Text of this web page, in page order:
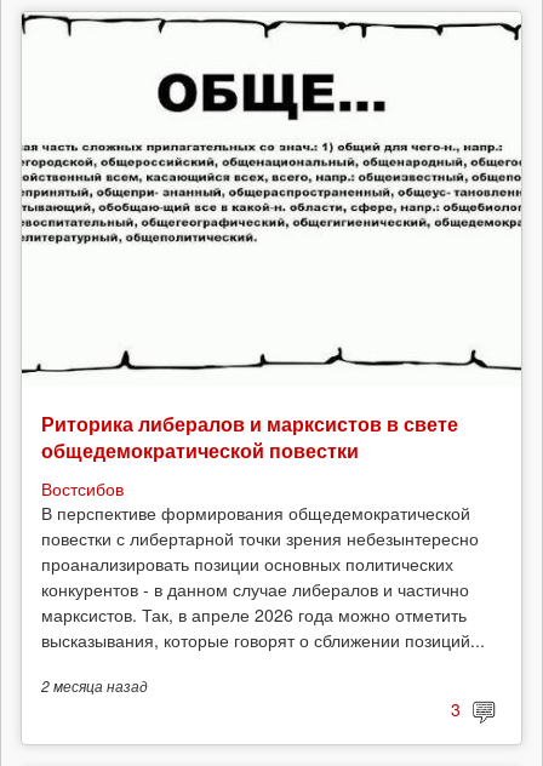
Риторика либералов и марксистов в свете
общедемократической повестки
Востсибов
В перспективе формирования общедемократической
повестки с либертарной точки зрения небезынтересно
проанализировать позиции основных политических
конкурентов - в данном случае либералов и частично
марксистов. Так, в апреле 2026 года можно отметить
высказывания, которые говорят о сближении позиций...
2 месяцаназад
3